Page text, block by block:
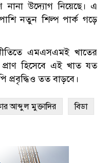
নানা উদ্যোগ নিয়েছে। এ
নতুন শিল্প পার্ক গড়ে
এমএসএমই খাতের
হিসেবে এই খাত যত
প্রবৃদ্ধিও তত বাড়বে।
আব্দুল মুক্তাদির বিডা